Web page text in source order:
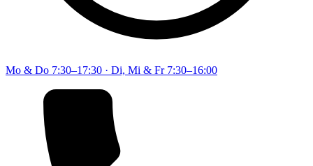
Mo & Do 7:30–17:30 · Di, Mi & Fr 7:30–16:00